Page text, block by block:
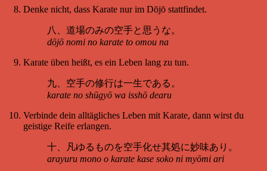
Denke nicht, dass Karate nur im Dōjō stattfindet.
八、道場のみの空手と思うな。
dōjō nomi no karate to omou na
Karate üben heißt, es ein Leben lang zu tun.
九、空手の修行は一生である。
karate no shūgyō wa isshō dearu
Verbinde dein alltägliches Leben mit Karate, dann wirst du
geistige Reife erlangen.
十、凡ゆるものを空手化せ其処に妙味あり。
arayuru mono o karate kase soko ni myōmi ari